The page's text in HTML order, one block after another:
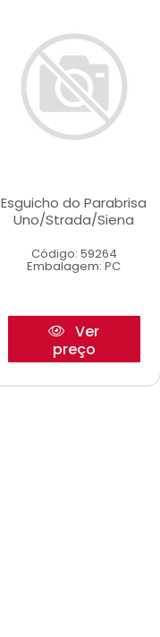
Esguicho do Parabrisa
Uno/Strada/Siena
Código: 59264
Embalagem: PC
Ver
preço